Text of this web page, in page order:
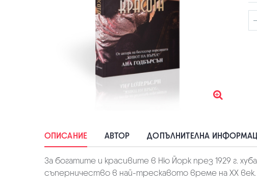
ОПИСАНИЕ АВТОР ДОПЪЛНИТЕЛНА
За богатите и красивите в Ню Йорк през 1929 г.
съперничество в най-трескавото време на XX век.